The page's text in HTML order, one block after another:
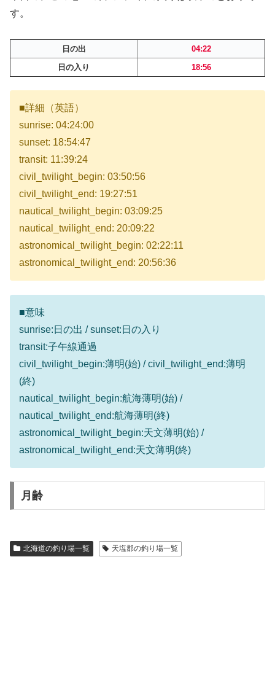
す。
日の出
04:22
日の入り
18:56
■詳細（英語）
sunrise: 04:24:00
sunset: 18:54:47
transit: 11:39:24
civil_twilight_begin: 03:50:56
civil_twilight_end: 19:27:51
nautical_twilight_begin: 03:09:25
nautical_twilight_end: 20:09:22
astronomical_twilight_begin: 02:22:11
astronomical_twilight_end: 20:56:36
■意味
sunrise:日の出 / sunset:日の入り
transit:子午線通過
civil_twilight_begin:薄明(始) / civil_twilight_end:薄明
(終)
nautical_twilight_begin:航海薄明(始) /
nautical_twilight_end:航海薄明(終)
astronomical_twilight_begin:天文薄明(始) /
astronomical_twilight_end:天文薄明(終)
月齢
北海道の釣り場一覧 天塩郡の釣り場一覧